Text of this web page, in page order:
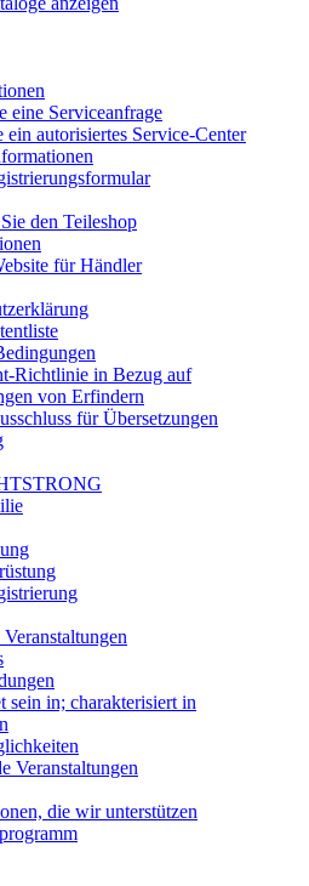
eine Serviceanfrage
ein autorisiertes Service-Center
den Teileshop
für Händler
Richtlinie in Bezug auf
von Erfindern
für Übersetzungen
sein in; charakterisiert in
Veranstaltungen
die wir unterstützen